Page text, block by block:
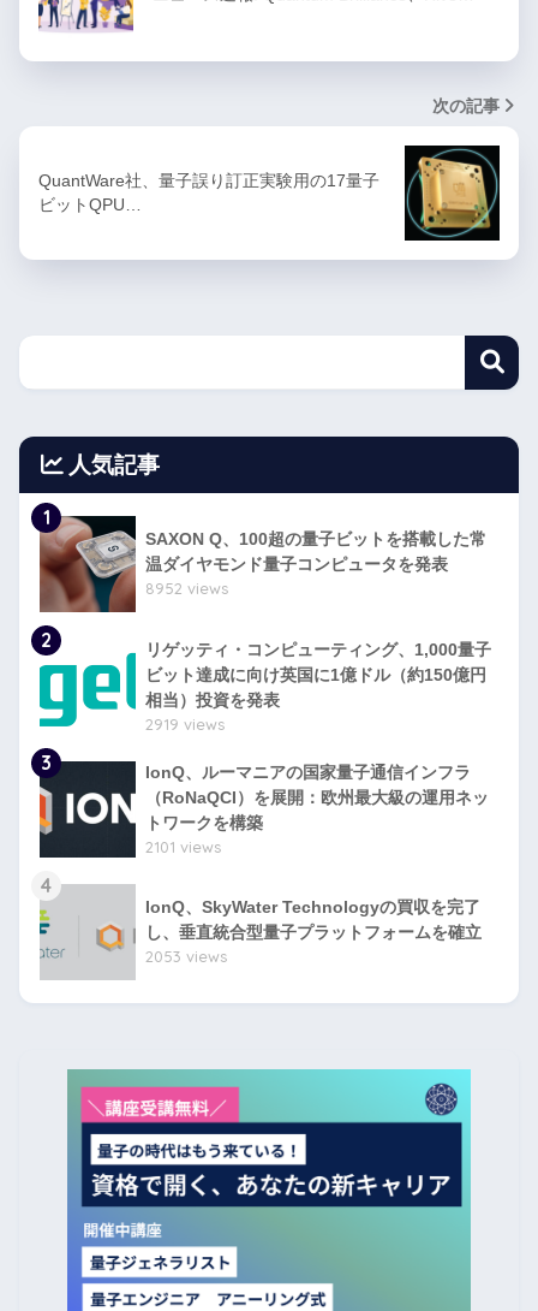
次の記事
QuantWare社、量子誤り訂正実験用の17量子
ビットQPU…
人気記事
1
SAXON Q、100超の量子ビットを搭載した常
温ダイヤモンド量子コンピュータを発表
8952 views
2
リゲッティ・コンピューティング、1,000量子
ビット達成に向け英国に1億ドル（約150億円
相当）投資を発表
2919 views
3
IonQ、ルーマニアの国家量子通信インフラ
（RoNaQCI）を展開：欧州最大級の運用ネッ
トワークを構築
2101 views
4
IonQ、SkyWater Technologyの買収を完了
し、垂直統合型量子プラットフォームを確立
2053 views